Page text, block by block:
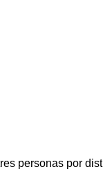
personas por